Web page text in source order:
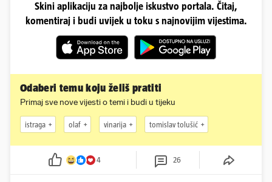
Skini aplikaciju za najbolje iskustvo portala. Čitaj,
komentiraj i budi uvijek u toku s najnovijim vijestima.
Odaberi temu koju želiš pratiti
Primaj sve nove vijesti o temi i budi u tijeku
istraga olaf vinarija tomislav tolušić
4 26